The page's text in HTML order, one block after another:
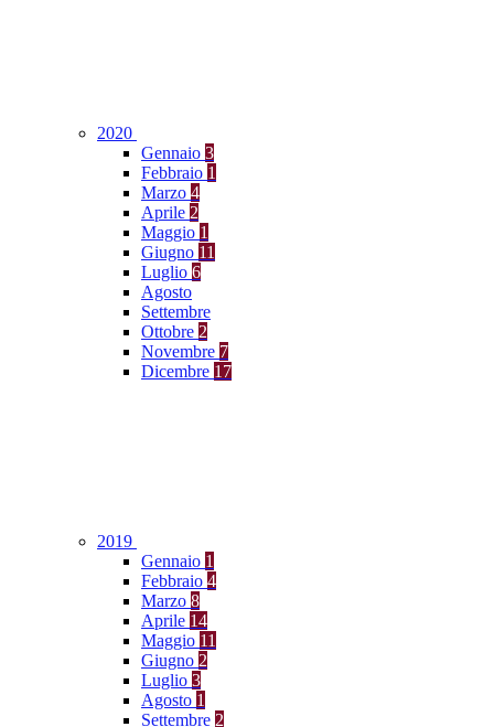
2020
Gennaio 3
Febbraio 1
Marzo 4
Aprile 2
Maggio 1
Giugno 11
Luglio 6
Agosto
Settembre
Ottobre 2
Novembre 7
Dicembre 17
2019
Gennaio 1
Febbraio 4
Marzo 8
Aprile 14
Maggio 11
Giugno 2
Luglio 3
Agosto 1
Settembre 2